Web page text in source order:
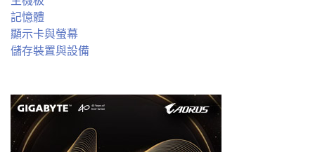
記憶體
顯示卡與螢幕
儲存裝置與設備